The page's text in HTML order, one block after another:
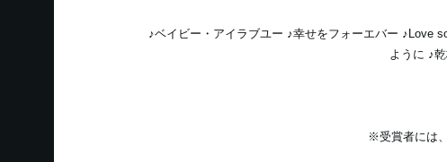
♪ベイビー・アイラブユー ♪幸せをフォーエバー
ように ♪
※受賞者には